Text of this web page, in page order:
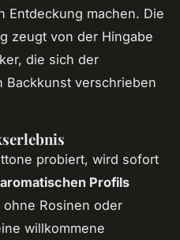
Entdeckung machen. Die
zeugt von der Hingabe
die sich der
Backkunst verschrieben
probiert, wird sofort
aromatischen Profils
Rosinen oder
willkommene